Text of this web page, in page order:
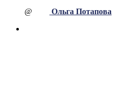
@ Ольга Потапова